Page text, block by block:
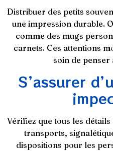
Distribuer des petits
une impression durable.
comme des mugs
carnets. Ces attentions
soin de penser
S’assurer
Vérifiez que tous les
transports,
dispositions pour les